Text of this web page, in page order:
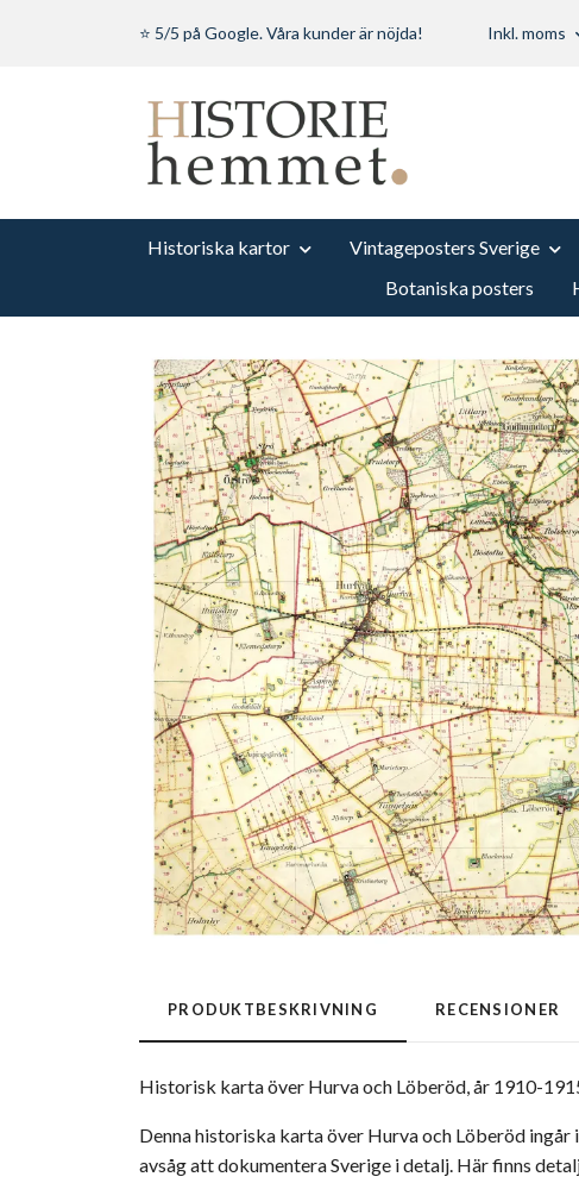
⭐ 5/5 på Google. Våra kunder är nöjda! Inkl. moms
Historiska kartor Vintageposters Sverige
Botaniska posters
PRODUKTBESKRIVNING RECENSIONER
Historisk karta över Hurva och Löberöd, år 1910-
Denna historiska karta över Hurva och Löberöd
avsåg att dokumentera Sverige i detalj. Här finns